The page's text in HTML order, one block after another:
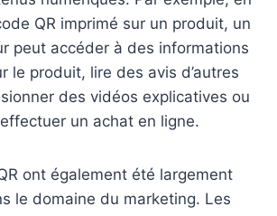
QR imprimé sur un produit, un
peut accéder à des informations
le produit, lire des avis d’autres
des vidéos explicatives ou
un achat en ligne.
ont également été largement
le domaine du marketing. Les